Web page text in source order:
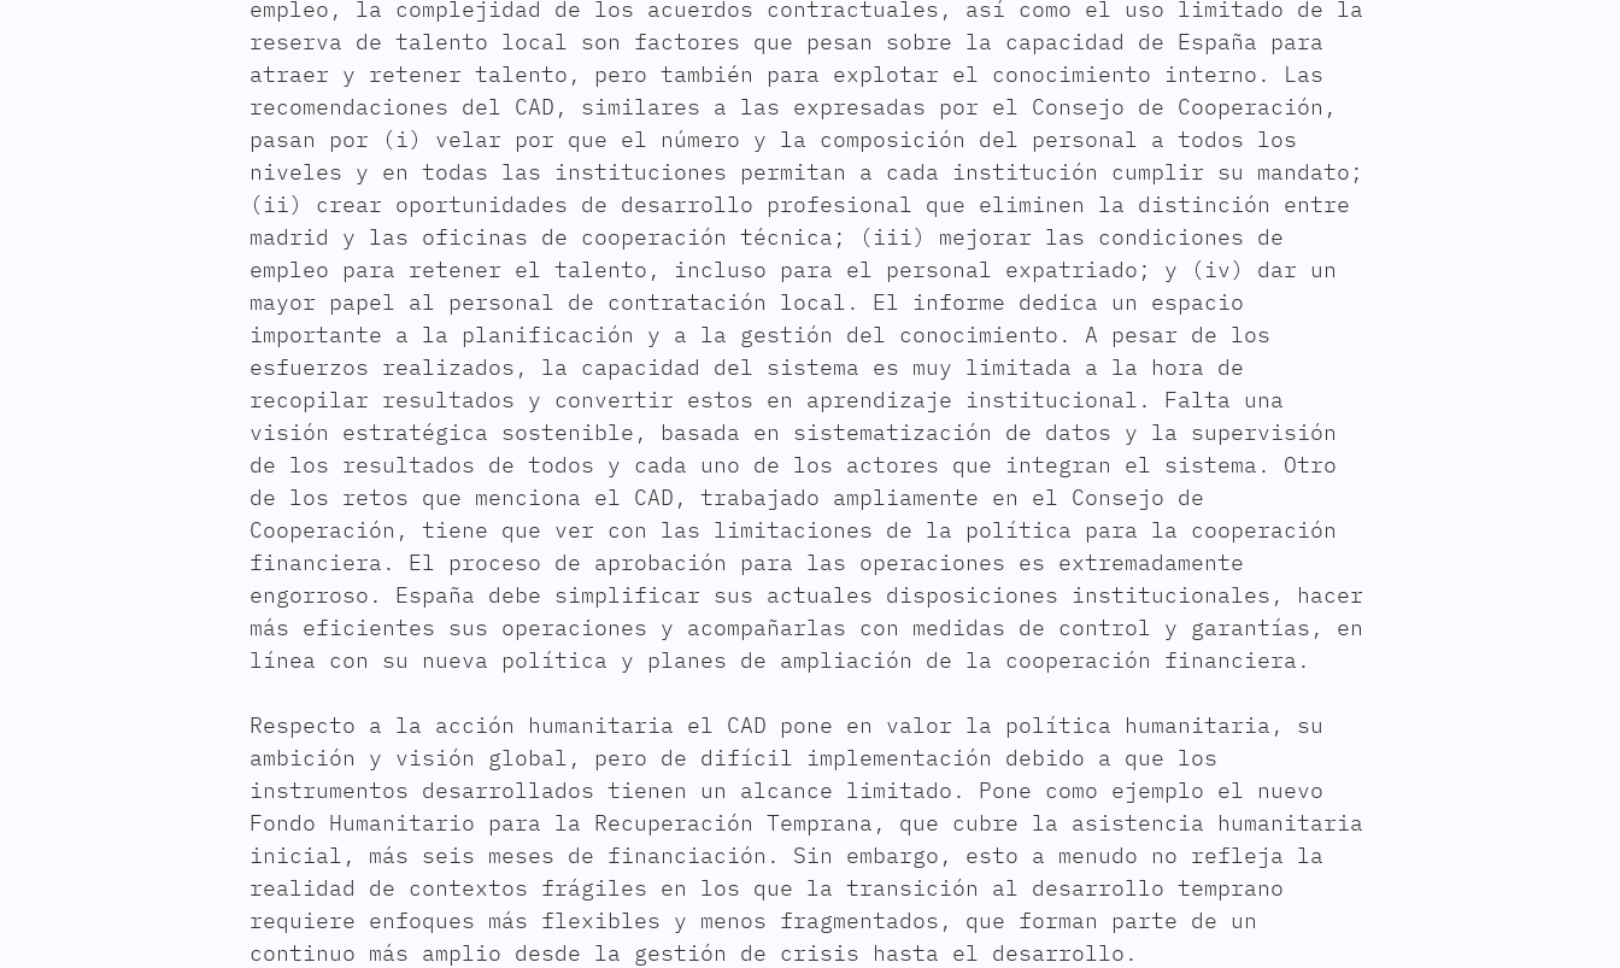
empleo, la complejidad de los acuerdos contractuales, así como el uso limitado de la
reserva de talento local son factores que pesan sobre la capacidad de España para
atraer y retener talento, pero también para explotar el conocimiento interno. Las
recomendaciones del CAD, similares a las expresadas por el Consejo de Cooperación,
pasan por (i) velar por que el número y la composición del personal a todos los
niveles y en todas las instituciones permitan a cada institución cumplir su mandato;
(ii) crear oportunidades de desarrollo profesional que eliminen la distinción entre
madrid y las oficinas de cooperación técnica; (iii) mejorar las condiciones de
empleo para retener el talento, incluso para el personal expatriado; y (iv) dar un
mayor papel al personal de contratación local. El informe dedica un espacio
importante a la planificación y a la gestión del conocimiento. A pesar de los
esfuerzos realizados, la capacidad del sistema es muy limitada a la hora de
recopilar resultados y convertir estos en aprendizaje institucional. Falta una
visión estratégica sostenible, basada en sistematización de datos y la supervisión
de los resultados de todos y cada uno de los actores que integran el sistema. Otro
de los retos que menciona el CAD, trabajado ampliamente en el Consejo de
Cooperación, tiene que ver con las limitaciones de la política para la cooperación
financiera. El proceso de aprobación para las operaciones es extremadamente
engorroso. España debe simplificar sus actuales disposiciones institucionales, hacer
más eficientes sus operaciones y acompañarlas con medidas de control y garantías, en
línea con su nueva política y planes de ampliación de la cooperación financiera.
Respecto a la acción humanitaria el CAD pone en valor la política humanitaria, su
ambición y visión global, pero de difícil implementación debido a que los
instrumentos desarrollados tienen un alcance limitado. Pone como ejemplo el nuevo
Fondo Humanitario para la Recuperación Temprana, que cubre la asistencia humanitaria
inicial, más seis meses de financiación. Sin embargo, esto a menudo no refleja la
realidad de contextos frágiles en los que la transición al desarrollo temprano
requiere enfoques más flexibles y menos fragmentados, que forman parte de un
continuo más amplio desde la gestión de crisis hasta el desarrollo.